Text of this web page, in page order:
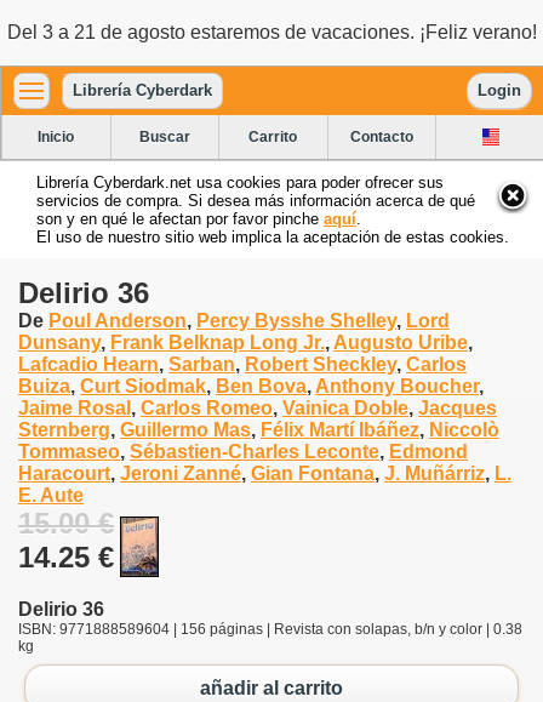
Del 3 a 21 de agosto estaremos de vacaciones. ¡Feliz verano!
Librería Cyberdark Login
Inicio Buscar Carrito Contacto
Librería Cyberdark.net usa cookies para poder ofrecer sus
servicios de compra. Si desea más información acerca de qué
son y en qué le afectan por favor pinche aquí
El uso de nuestro sitio web implica la aceptación de estas cookies.
Delirio 36
De Poul Anderson, Percy Bysshe Shelley, Lord
Dunsany, Frank Belknap Long Jr., Augusto Uribe,
Lafcadio Hearn, Sarban, Robert Sheckley, Carlos
Buiza, Curt Siodmak, Ben Bova, Anthony Boucher,
Jaime Rosal , Carlos Romeo, Vainica Doble, Jacques
Sternberg, Guillermo Mas, Félix Martí Ibáñez, Niccolò
Tommaseo, Sébastien-Charles Leconte, Edmond
Haracourt, Jeroni Zanné, Gian Fontana, J. Muñárriz, L.
E. Aute
15.00 €
14.25 €
Delirio 36
ISBN: 9771888589604 | 156 páginas | Revista con solapas, b/n y color | 0.38
kg
añadir al carrito